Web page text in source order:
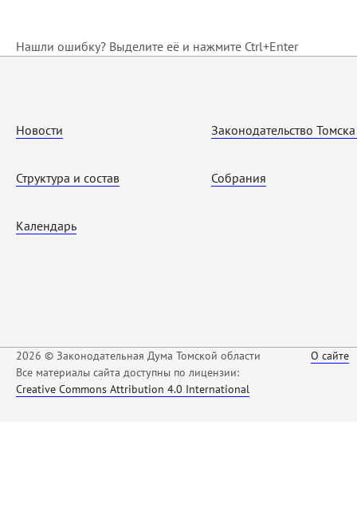
Нашли ошибку? Выделите её и нажмите Ctrl+Enter
Новости
Структура и состав
Календарь
Законодательство
Собрания
2026 © Законодательная Дума Томской области
Все материалы сайта доступны по лицензии:
Creative Commons Attribution 4.0 International
О сайте